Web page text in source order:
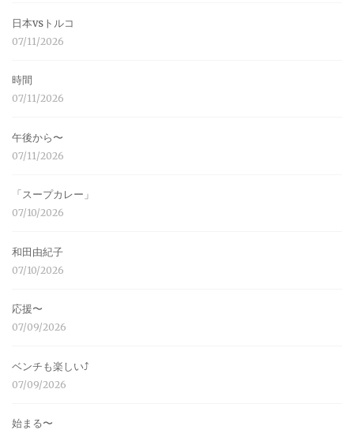
日本vsトルコ
07/11/2026
時間
07/11/2026
午後から〜
07/11/2026
「スープカレー」
07/10/2026
和田由紀子
07/10/2026
応援〜
07/09/2026
ベンチも楽しい⤴︎
07/09/2026
始まる〜